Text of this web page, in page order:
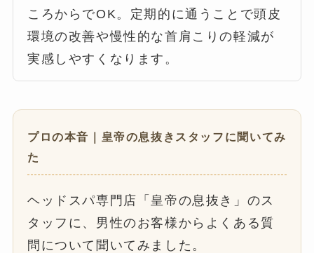
ころからでOK。定期的に通うことで頭皮
環境の改善や慢性的な首肩こりの軽減が
実感しやすくなります。
プロの本音｜皇帝の息抜きスタッフに聞いてみ
た
ヘッドスパ専門店「皇帝の息抜き」のス
タッフに、男性のお客様からよくある質
問について聞いてみました。